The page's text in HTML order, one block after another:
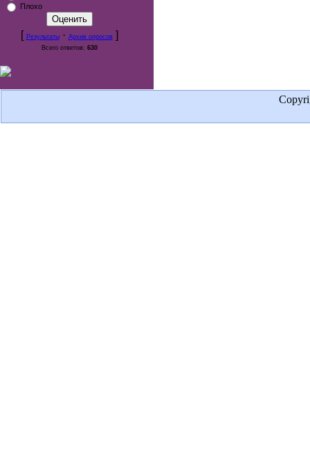
Плохо
[ Результаты· Архив опросов]
Всего ответов: 630